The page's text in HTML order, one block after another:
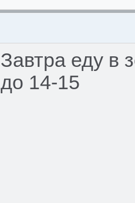
Завтра еду в
до 14-15